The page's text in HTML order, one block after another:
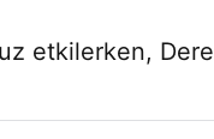
etkilerken,